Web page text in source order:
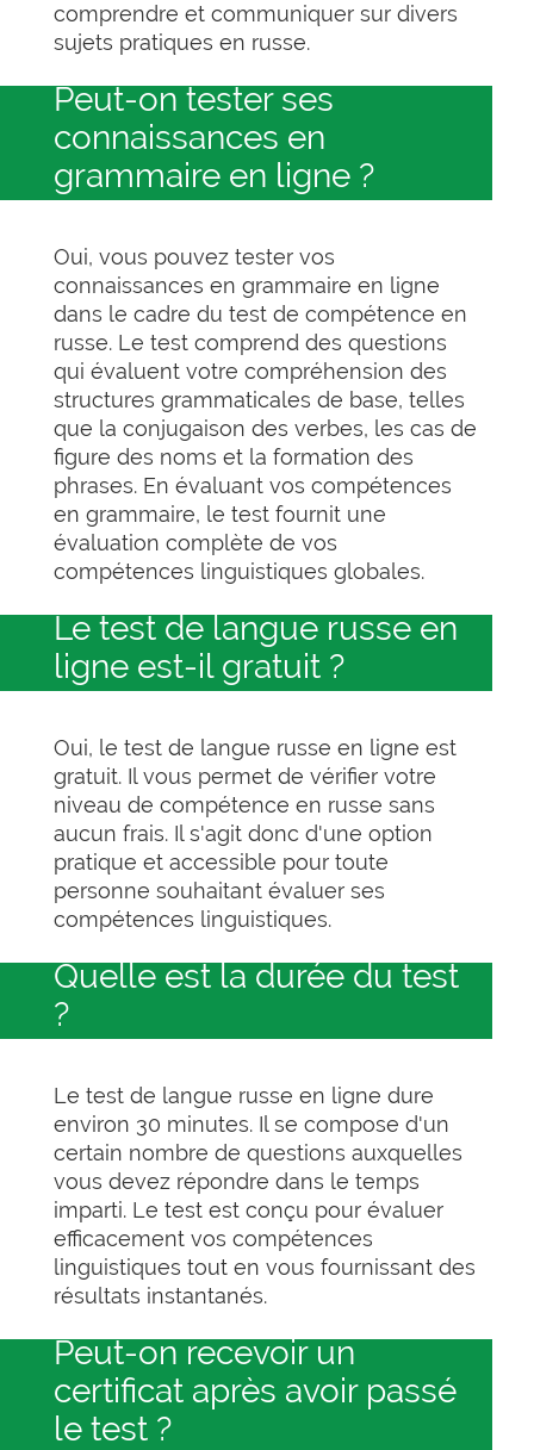
comprendre et communiquer sur divers
sujets pratiques en russe.
Peut-on tester ses
connaissances en
grammaire en ligne ?
Oui, vous pouvez tester vos
connaissances en grammaire en ligne
dans le cadre du test de compétence en
russe. Le test comprend des questions
qui évaluent votre compréhension des
structures grammaticales de base, telles
que la conjugaison des verbes, les cas de
figure des noms et la formation des
phrases. En évaluant vos compétences
en grammaire, le test fournit une
évaluation complète de vos
compétences linguistiques globales.
Le test de langue russe en
ligne est-il gratuit ?
Oui, le test de langue russe en ligne est
gratuit. Il vous permet de vérifier votre
niveau de compétence en russe sans
aucun frais. Il s'agit donc d'une option
pratique et accessible pour toute
personne souhaitant évaluer ses
compétences linguistiques.
Quelle est la durée du test
?
Le test de langue russe en ligne dure
environ 30 minutes. Il se compose d'un
certain nombre de questions auxquelles
vous devez répondre dans le temps
imparti. Le test est conçu pour évaluer
efficacement vos compétences
linguistiques tout en vous fournissant des
résultats instantanés.
Peut-on recevoir un
certificat après avoir passé
le test ?